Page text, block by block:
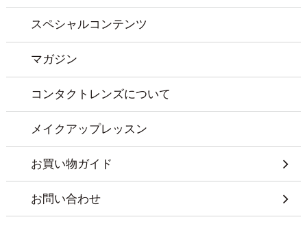
スペシャルコンテンツ
マガジン
コンタクトレンズについて
メイクアップレッスン
お買い物ガイド
お問い合わせ